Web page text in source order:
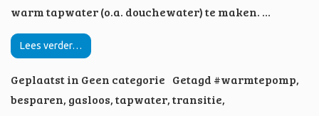
warm tapwater (o.a. douchewater) te maken. …
Lees verder…
Geplaatst in Geen categorie Getagd #warmtepomp,
besparen, gasloos,tapwater,transitie,